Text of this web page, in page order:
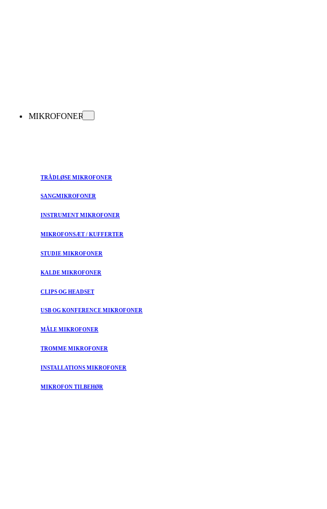
MIKROFONER
TRÅDLØSE MIKROFONER
SANGMIKROFONER
INSTRUMENT MIKROFONER
MIKROFONSÆT / KUFFERTER
STUDIE MIKROFONER
KALDE MIKROFONER
CLIPS OG HEADSET
USB OG KONFERENCE MIKROFONER
MÅLE MIKROFONER
TROMME MIKROFONER
INSTALLATIONS MIKROFONER
MIKROFON TILBEHØR